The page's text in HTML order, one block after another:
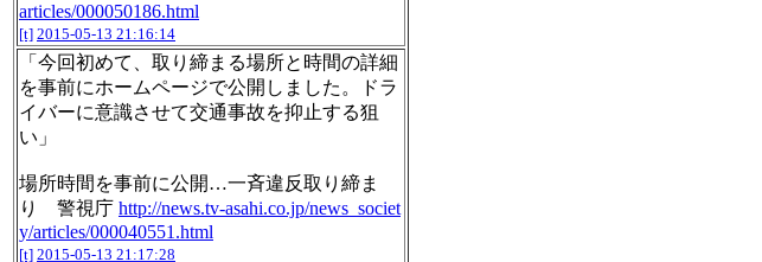
articles/000050186.html
[t] 2015-05-13 21:16:14
「今回初めて、取り締まる場所と時間の詳細
を事前にホームページで公開しました。ドラ
イバーに意識させて交通事故を抑止する狙
い」
場所時間を事前に公開…一斉違反取り締ま
り 警視庁 http://news.tv-asahi.co.jp/news_societ
y/articles/000040551.html
[t] 2015-05-13 21:17:28